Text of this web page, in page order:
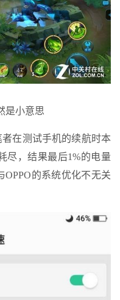
然是小意思
在测试手机的续航时本
尽，结果最后1%的电量
的系统优化不无关